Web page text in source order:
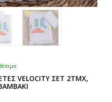
VELOCITY ΣΕΤ 2ΤΜΧ,